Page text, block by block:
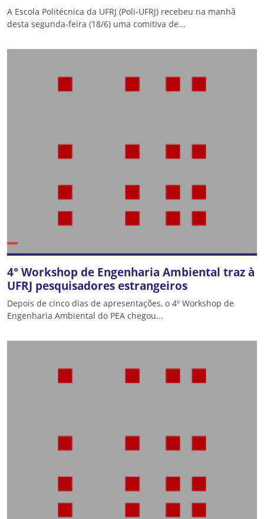
A Escola Politécnica da UFRJ (Poli-UFRJ) recebeu na manhã
desta segunda-feira (18/6) uma comitiva de...
4° Workshop de Engenharia Ambiental traz à
UFRJ pesquisadores estrangeiros
Depois de cinco dias de apresentações, o 4º Workshop de
Engenharia Ambiental do PEA chegou...